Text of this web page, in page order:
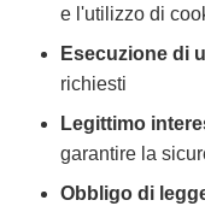
e l'utilizzo di
Esecuzione di
richiesti
Legittimo
garantire la
Obbligo di